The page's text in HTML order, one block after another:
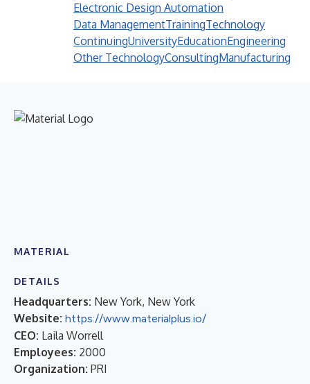
Electronic Design Automation
Data ManagementTrainingTechnology
ContinuingUniversityEducationEngineering
Other TechnologyConsultingManufacturing
MATERIAL
DETAILS
Headquarters: New York, New York
Website: https://www.materialplus.io/
CEO: Laila Worrell
Employees: 2000
Organization: PRI